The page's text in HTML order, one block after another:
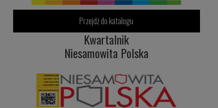
Przejdź do katalogu
Kwartalnik
Niesamowita Polska